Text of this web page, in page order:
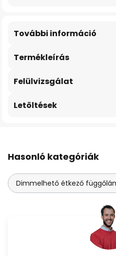
Termékleírás
További információ
Felülvizsgálat
Letöltések
Hasonló kategóriák
Dimmelhető étkező